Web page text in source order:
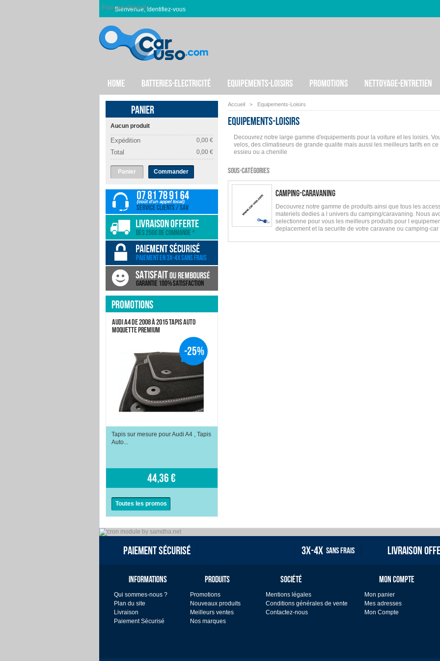
Bienvenue, Identifiez-vous
Français (French)
HOME BATTERIES-ELECTRICITÉ EQUIPEMENTS-LOISIRS PROMOTIONS NETTOYAGE-ENTRETIEN
Accueil > Equipements-Loisirs
Equipements-Loisirs
Decouvrez notre large gamme d'equipements pour la voiture et les loisirs.
velos, des climatiseurs de grande qualite mais aussi les meilleurs tarifs en
essieu ou a chenille
SOUS-CATÉGORIES
CAMPING-CARAVANING
Decouvrez notre gamme de produits ainsi que tous les
materiels dedies a l univers du camping/caravaning. Nous
selectionne pour vous les meilleurs produits pour l
deplacement et la securite de votre caravane ou camping-car
PANIER
Aucun produit
0,00 €
Expédition
0,00 €
Total
Panier Commander
PROMOTIONS
-25%
AUDI A4 DE 2008 À 2015 TAPIS AUTO
MOQUETTE PREMIUM
Tapis sur mesure pour Audi A4 , Tapis
Auto...
44,36 €
Toutes les promos
PAIEMENT SÉCURISÉ 3X-4X SANS FRAIS LIVRAISON
INFORMATIONS
Qui sommes-nous ?
Plan du site
Livraison
Paiement Sécurisé
PRODUITS
Promotions
Nouveaux produits
Meilleurs ventes
Nos marques
SOCIÉTÉ
Mentions légales
Conditions générales de vente
Contactez-nous
MON COMPTE
Mon panier
Mes adresses
Mon Compte